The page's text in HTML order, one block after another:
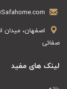
اصفهان، میدان
صفائی
لینک های مفید